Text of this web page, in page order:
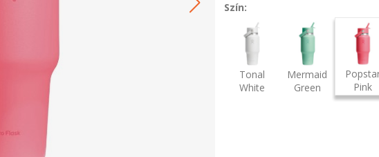
Szín:
Tonal
White
Mermaid
Green
Pink